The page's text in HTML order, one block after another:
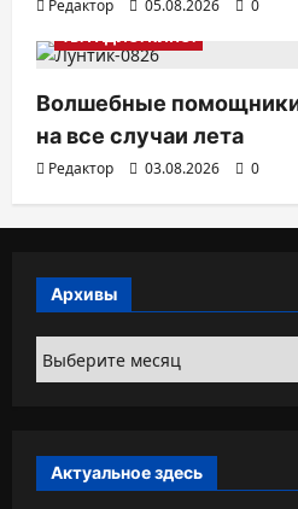
Редактор 05.08.2026
0
ТВ. РАДИО. КИНО.
Волшебные
на все случаи лета
Редактор 03.08.2026 0
Архивы
Архивы
Актуальное здесь